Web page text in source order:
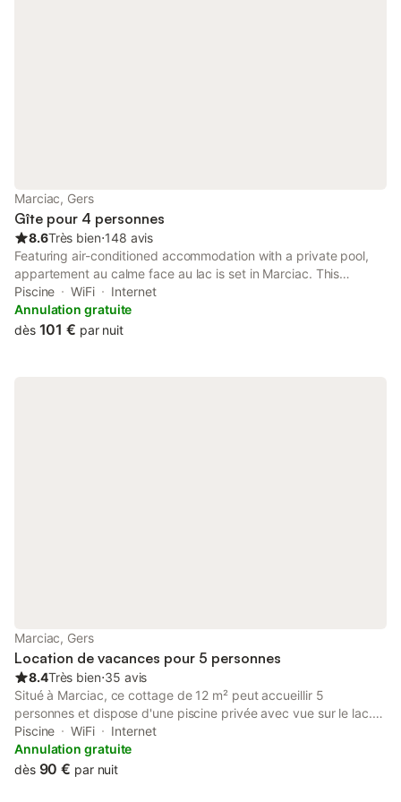
Marciac, Gers
Gîte pour 4 personnes
8.6Très bien⋅148 avis
Featuring air-conditioned accommodation with a private pool,
appartement au calme face au lac is set in Marciac. This
property offers access to a balcony, free private parking and
free WiFi.
Piscine WiFi
Internet
Annulation gratuite
dès 101 € par nuit
Marciac, Gers
Location de vacances pour 5 personnes
8.4Très bien⋅35 avis
Situé à Marciac, ce cottage de 12 m² peut accueillir 5
personnes et dispose d'une piscine privée avec vue sur le lac.
La propriété se trouve à 900 m du centre-ville, offrant un point
de chute pour ceux qui souhaitent explorer les environs.
L'intérieur comprend 1 chambre avec un lit double et des
Piscine WiFi
Internet
Annulation gratuite
dès 90 € par nuit